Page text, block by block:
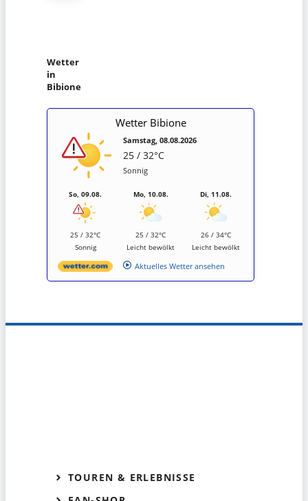
Wetter
in
Bibione
Wetter Bibione
Samstag, 08.08.2026
25 / 32°C
Sonnig
So, 09.08.
25 / 32°C
Sonnig
Mo, 10.08.
25 / 32°C
Leicht bewölkt
Di, 11.08.
26 / 34°C
Leicht bewölkt
Aktuelles Wetter ansehen
TOUREN & ERLEBNISSE